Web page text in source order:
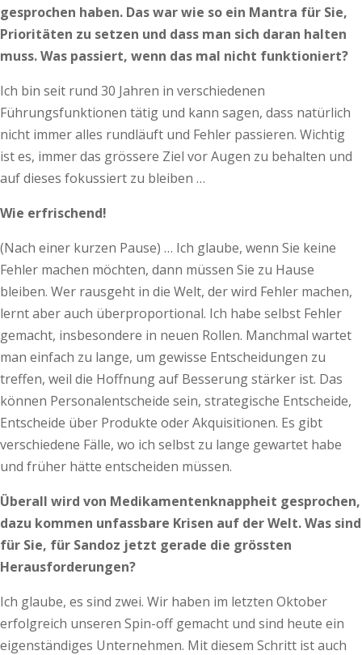
gesprochen haben. Das war wie so ein Mantra für Sie,
Prioritäten zu setzen und dass man sich daran halten
muss. Was passiert, wenn das mal nicht funktioniert?
Ich bin seit rund 30 Jahren in verschiedenen
Führungsfunktionen tätig und kann sagen, dass natürlich
nicht immer alles rundläuft und Fehler passieren. Wichtig
ist es, immer das grössere Ziel vor Augen zu behalten und
auf dieses fokussiert zu bleiben …
Wie erfrischend!
(Nach einer kurzen Pause) … Ich glaube, wenn Sie keine
Fehler machen möchten, dann müssen Sie zu Hause
bleiben. Wer rausgeht in die Welt, der wird Fehler machen,
lernt aber auch überproportional. Ich habe selbst Fehler
gemacht, insbesondere in neuen Rollen. Manchmal wartet
man einfach zu lange, um gewisse Entscheidungen zu
treffen, weil die Hoffnung auf Besserung stärker ist. Das
können Personalentscheide sein, strategische Entscheide,
Entscheide über Produkte oder Akquisitionen. Es gibt
verschiedene Fälle, wo ich selbst zu lange gewartet habe
und früher hätte entscheiden müssen.
Überall wird von Medikamentenknappheit gesprochen,
dazu kommen unfassbare Krisen auf der Welt. Was sind
für Sie, für Sandoz jetzt gerade die grössten
Herausforderungen?
Ich glaube, es sind zwei. Wir haben im letzten Oktober
erfolgreich unseren Spin-off gemacht und sind heute ein
eigenständiges Unternehmen. Mit diesem Schritt ist auch